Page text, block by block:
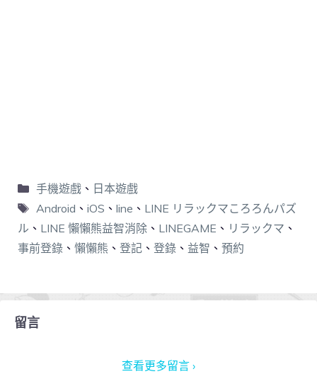
手機遊戲、 日本遊戲
Android 、 iOS 、 line 、 LINE リラックマころろんパズ
ル 、 LINE 懶懶熊益智消除 、 LINEGAME 、 リラックマ 、
事前登錄 、 懶懶熊 、 登記 、 登錄 、 益智 、 預約
留言
查看更多留言 ›